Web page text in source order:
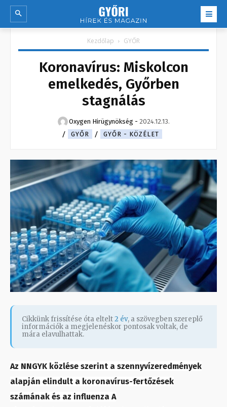
Kezdőlap GYŐR
Koronavírus: Miskolcon
emelkedés, Győrben
stagnálás
Oxygen Hirügynökség - 2024.12.13.
GYŐR
GYŐR - KÖZÉLET
Cikkünk frissítése óta eltelt2 év, a szövegben szereplő
információk a megjelenéskor pontosak voltak, de
mára elavulhattak.
Az NNGYK közlése szerint a szennyvízeredmények
alapján elindult a koronavírus-fertőzések
számának és az influenza A